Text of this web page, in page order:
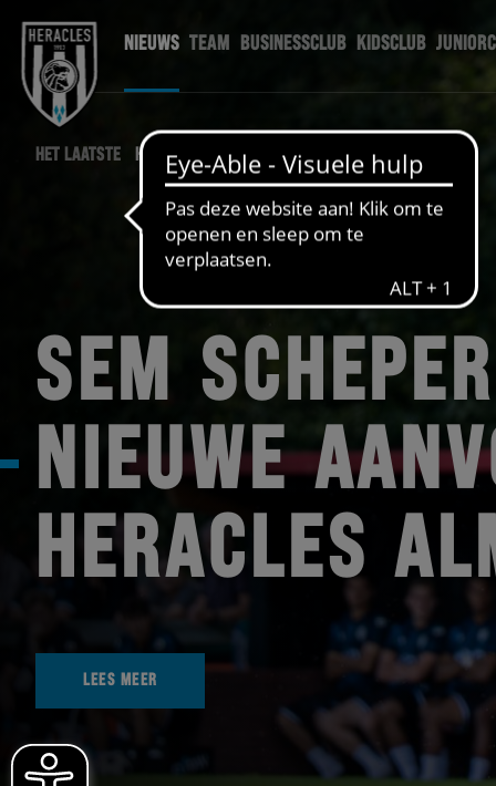
NIEUWS TEAM BUSINESSCLUB KIDSCLUB
HET LAATSTE HERACLES NIEUWS
SEM
NIEUWE
HERACLES
LEES MEER